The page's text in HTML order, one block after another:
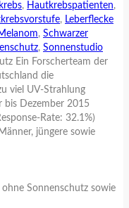
, Hautkrebspatienten,
, Leberflecke
, Schwarzer
, Sonnenstudio
Ein Forscherteam der
die
viel UV-Strahlung
bis Dezember 2015
Rate: 32.1%)
jüngere sowie